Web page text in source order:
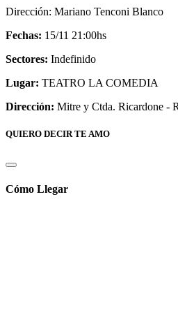
Dirección: Mariano Tenconi Blanco
Fechas: 15/11 21:00hs
Sectores: Indefinido
Lugar: TEATRO LA COMEDIA
Dirección: Mitre y Ctda. Ricardone -
QUIERO DECIR TE AMO
Cómo Llegar